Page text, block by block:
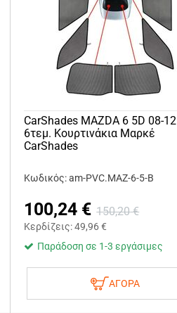
CarShades MAZDA 6 5D 08-12
6τεμ. Κουρτινάκια Μαρκέ
CarShades
Κωδικός: am-PVC.MAZ-6-5-B
100,24 € 150,20 €
Κερδίζεις:49,96€
Παράδοση σε 1-3 εργάσιμες
ΑΓΟΡΑ